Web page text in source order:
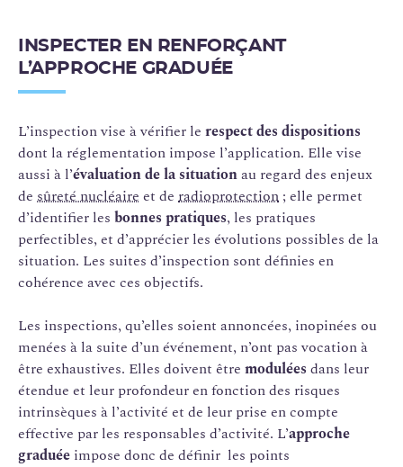
INSPECTER EN RENFORÇANT
L’APPROCHE GRADUÉE
L’inspection vise à vérifier le respect des dispositions
dont la réglementation impose l’application. Elle vise
aussi à l’évaluation de la situationau regard des enjeux
de sûreté nucléaire et de radioprotection ; elle permet
d’identifier les bonnes pratiques, les pratiques
perfectibles, et d’apprécier les évolutions possibles de la
situation. Les suites d’inspection sont définies en
cohérence avec ces objectifs.
Les inspections, qu’elles soient annoncées, inopinées ou
menées à la suite d’un événement, n’ont pas vocation à
être exhaustives. Elles doivent être modulées dans leur
étendue et leur profondeur en fonction des risques
intrinsèques à l’activité et de leur prise en compte
effective par les responsables d’activité. L’approche
graduée impose donc de définir les points